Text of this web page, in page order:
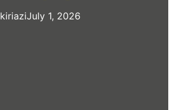
kiriaziJuly 1, 2026